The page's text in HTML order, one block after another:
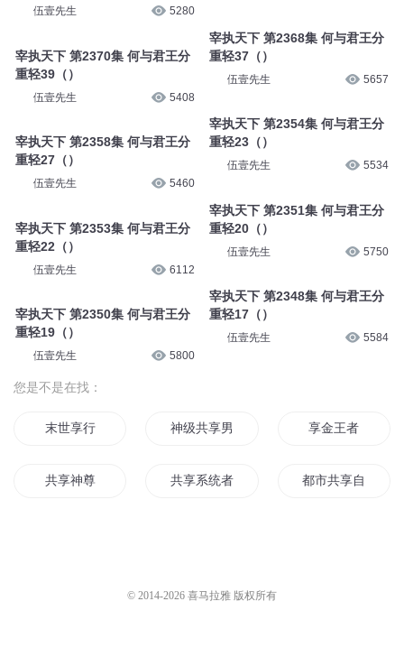
伍壹先生 5280
宰执天下 第2370集 何与君王分
重轻39（）
伍壹先生 5408
宰执天下 第2358集 何与君王分
重轻27（）
伍壹先生 5460
宰执天下 第2353集 何与君王分
重轻22（）
伍壹先生 6112
宰执天下 第2350集 何与君王分
重轻19（）
伍壹先生 5800
宰执天下 第2368集 何与君王分
重轻37（）
伍壹先生 5657
宰执天下 第2354集 何与君王分
重轻23（）
伍壹先生 5534
宰执天下 第2351集 何与君王分
重轻20（）
伍壹先生 5750
宰执天下 第2348集 何与君王分
重轻17（）
伍壹先生 5584
您是不是在找：
末世享行 神级共享男神系统 享金王者
共享神尊 共享系统者 都市共享自己修仙
© 2014-2026 喜马拉雅 版权所有